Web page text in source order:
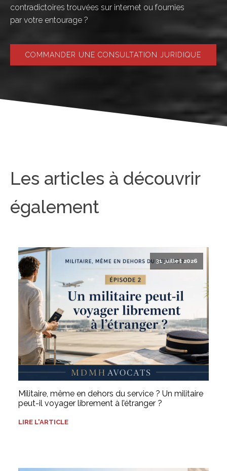
contradictoires trouvées sur internet ou fournies
par votre entourage ?
COMMANDER UNE CONSULTATION JURIDIQUE
Les articles à découvrir
également
31 juillet 2026
Militaire, même en dehors du service ? Un militaire
peut-il voyager librement à l’étranger ?
LIRE L'ARTICLE